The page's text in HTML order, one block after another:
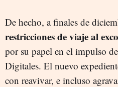
De hecho, a finales de
restricciones de viaje al
por su papel en el impulso
Digitales. El nuevo
con reavivar, e incluso